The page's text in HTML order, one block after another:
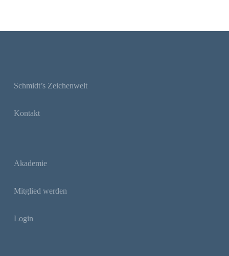
Schmidt’s Zeichenwelt
Kontakt
Akademie
Mitglied werden
Login